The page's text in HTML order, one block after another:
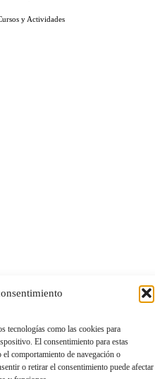
tecnologías como las cookies para
El consentimiento para estas
comportamiento de navegación o
o retirar el consentimiento puede afectar
y Actividades
POLÍTICA DE COOKIES